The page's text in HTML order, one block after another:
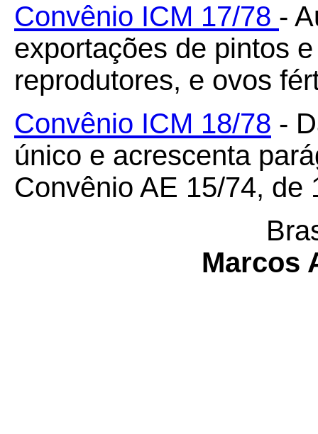
Convênio ICM 17/78 -
exportações de pintos
reprodutores, e ovos
Convênio ICM 18/78 -
único e acrescenta
Convênio AE 15/74, de
Marcos